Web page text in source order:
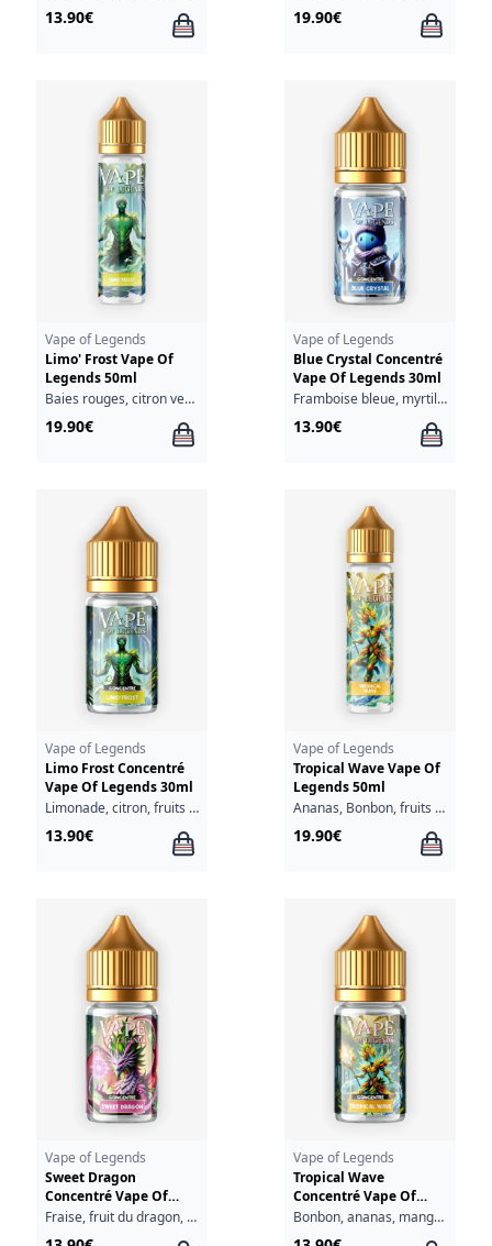
13.90€ 19.90€
Vape of Legends
Limo' Frost Vape Of
Legends 50ml
Baies rouges, citron vert, limonade, fraîcheur
19.90€
Vape of Legends
Blue Crystal Concentré
Vape Of Legends 30ml
Framboise bleue, myrtille, fraîcheur
13.90€
Vape of Legends
Limo Frost Concentré
Vape Of Legends 30ml
Limonade, citron, fruits rouges, fraîcheur
13.90€
Vape of Legends
Tropical Wave Vape Of
Legends 50ml
Ananas, Bonbon, fruits tropicaux, mangue, fraîcheur
19.90€
Vape of Legends
Sweet Dragon
Concentré Vape Of
Legends 30ml
Fraise, fruit du dragon, fruits tropicaux, fraîcheur
Vape of Legends
Tropical Wave
Concentré Vape Of
Legends 30ml
Bonbon, ananas, mangue, fruits tropicaux